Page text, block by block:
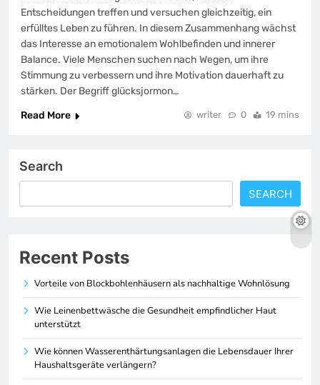
Entscheidungen treffen und versuchen gleichzeitig, ein
erfülltes Leben zu führen. In diesem Zusammenhang wächst
das Interesse an emotionalem Wohlbefinden und innerer
Balance. Viele Menschen suchen nach Wegen, um ihre
Stimmung zu verbessern und ihre Motivation dauerhaft zu
stärken. Der Begriff glücksjormon…
Read More
writer 0 19 mins
Search
SEARCH
Recent Posts
Vorteile von Blockbohlenhäusern als nachhaltige Wohnlösung
Wie Leinenbettwäsche die Gesundheit empfindlicher Haut
unterstützt
Wie können Wasserenthärtungsanlagen die Lebensdauer Ihrer
Haushaltsgeräte verlängern?